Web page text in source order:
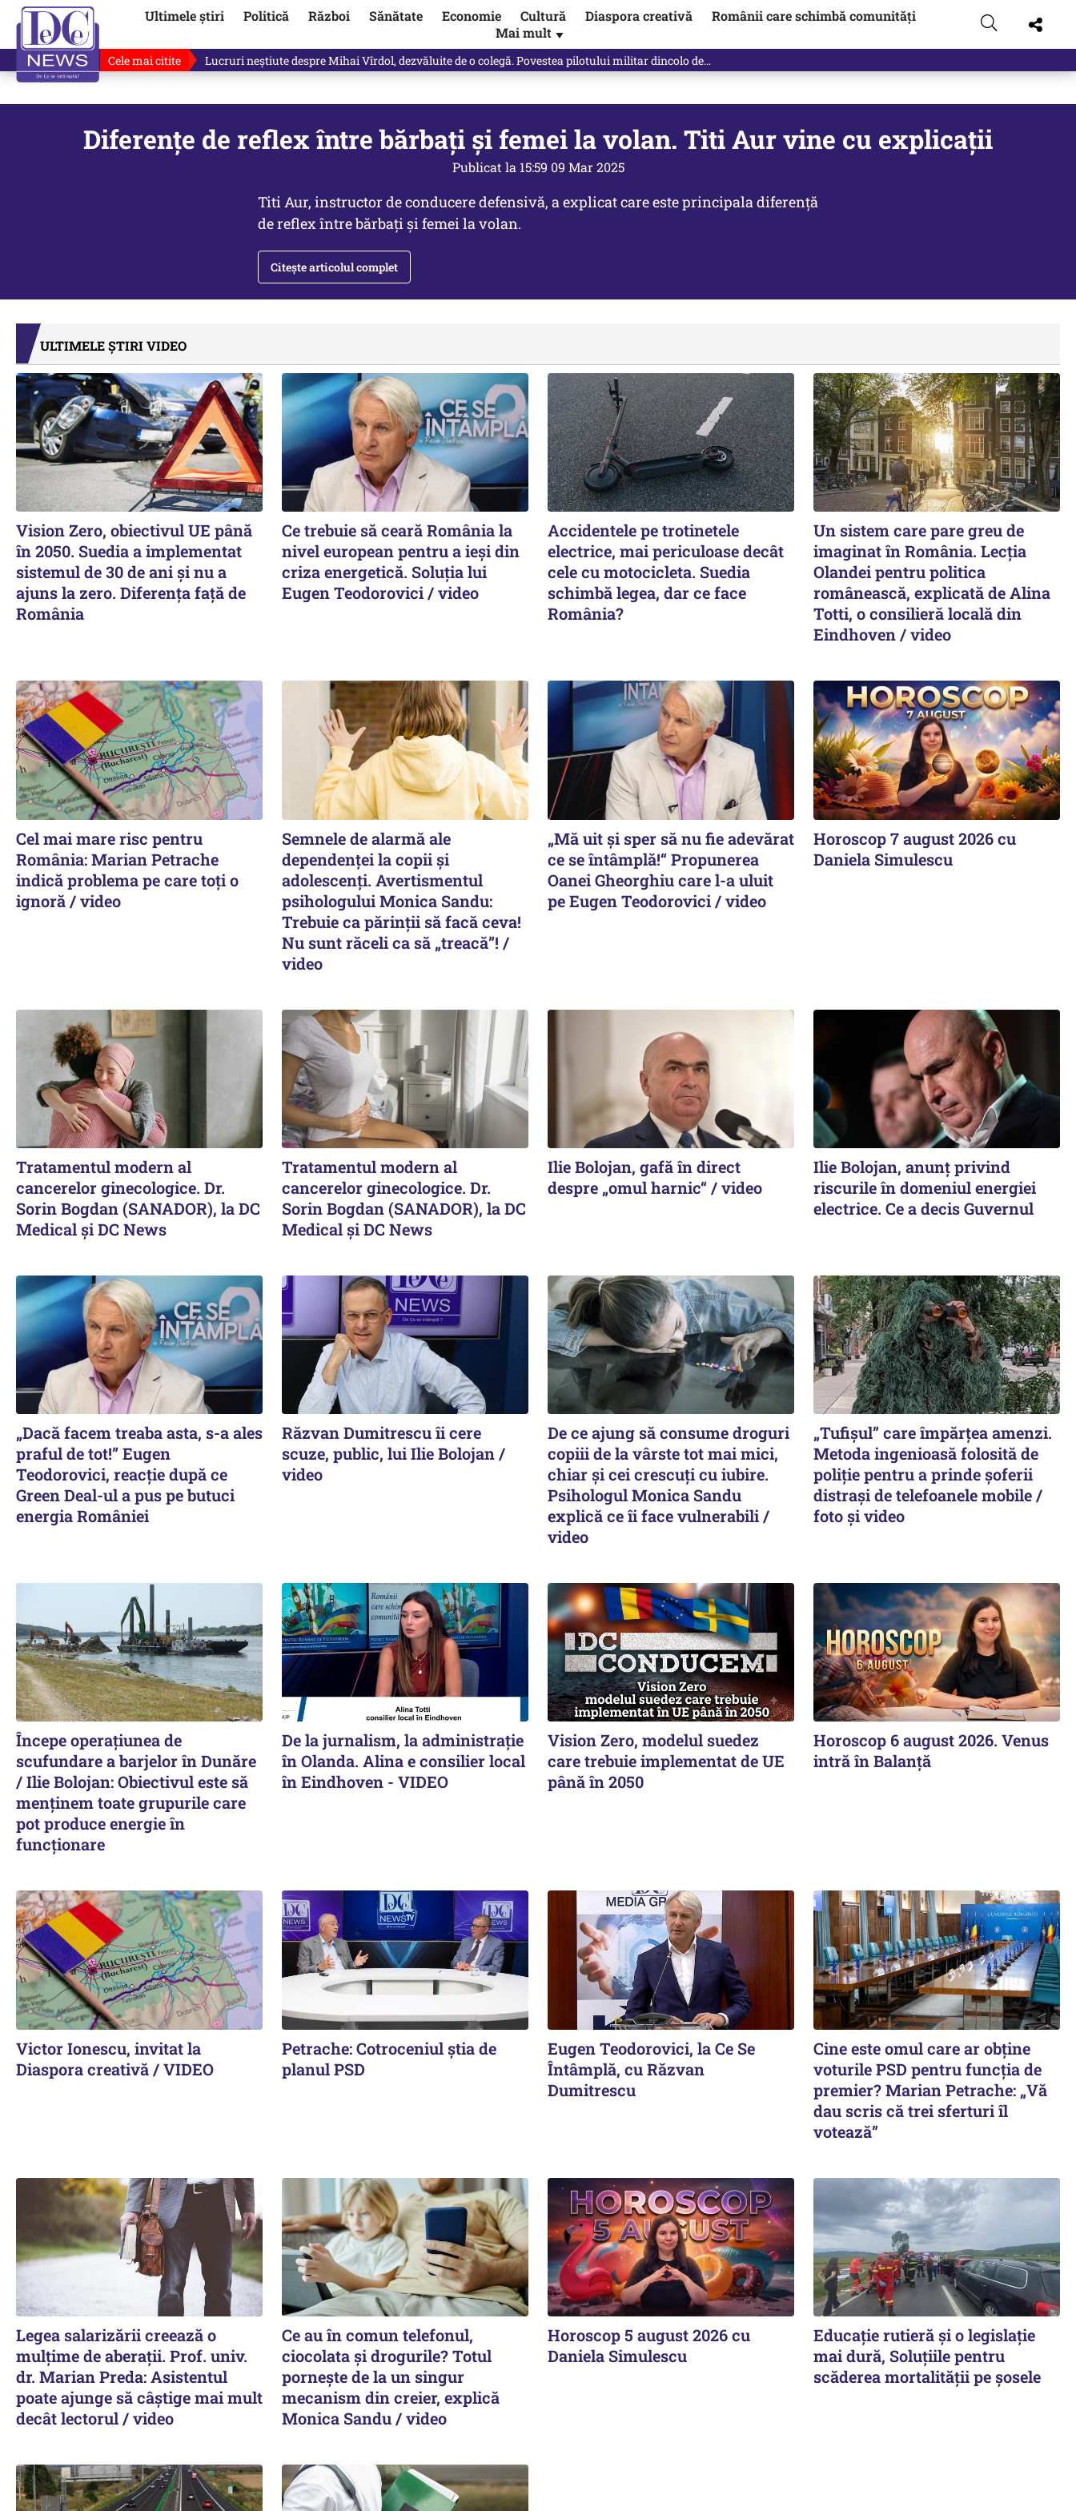
Ultimele știri Politică Război Sănătate Economie Cultură Diaspora creativă
Românii care schimbă comunități
Mai mult ▼
Cele mai citite „Mă uit și sper să nu fie adevărat ce se întâmplă!“ Propunerea Oanei Gheorghiu care l-a uluit pe Eugen…
Diferenţe de reflex între bărbaţi şi femei la volan. Titi Aur vine cu explicaţii
Publicat la 15:59 09 Mar 2025
Titi Aur, instructor de conducere defensivă, a explicat care este principala diferenţă
de reflex între bărbaţi şi femei la volan.
Citește articolul complet
ULTIMELE ȘTIRI VIDEO
Vision Zero, obiectivul UE până
în 2050. Suedia a implementat
sistemul de 30 de ani şi nu a
ajuns la zero. Diferenţa faţă de
România
Ce trebuie să ceară România la
nivel european pentru a ieși din
criza energetică. Soluția lui
Eugen Teodorovici / video
Accidentele pe trotinetele
electrice, mai periculoase decât
cele cu motocicleta. Suedia
schimbă legea, dar ce face
România?
Un sistem care pare greu de
imaginat în România. Lecția
Olandei pentru politica
românească, explicată de Alina
Totti, o consilieră locală din
Eindhoven / video
Cel mai mare risc pentru
România: Marian Petrache
indică problema pe care toți o
ignoră / video
Semnele de alarmă ale
dependenței la copii și
adolescenți. Avertismentul
psihologului Monica Sandu:
Trebuie ca părinții să facă ceva!
Nu sunt răceli ca să „treacă”! /
video
„Mă uit și sper să nu fie adevărat
ce se întâmplă!“ Propunerea
Oanei Gheorghiu care l-a uluit
pe Eugen Teodorovici / video
Horoscop 7 august 2026 cu
Daniela Simulescu
Tratamentul modern al
cancerelor ginecologice. Dr.
Sorin Bogdan (SANADOR), la DC
Medical și DC News
Tratamentul modern al
cancerelor ginecologice. Dr.
Sorin Bogdan (SANADOR), la DC
Medical și DC News
Ilie Bolojan, gafă în direct
despre „omul harnic“ / video
Ilie Bolojan, anunț privind
riscurile în domeniul energiei
electrice. Ce a decis Guvernul
„Dacă facem treaba asta, s-a ales
praful de tot!” Eugen
Teodorovici, reacție după ce
Green Deal-ul a pus pe butuci
energia României
Răzvan Dumitrescu îi cere
scuze, public, lui Ilie Bolojan /
video
De ce ajung să consume droguri
copiii de la vârste tot mai mici,
chiar și cei crescuți cu iubire.
Psihologul Monica Sandu
explică ce îi face vulnerabili /
video
„Tufișul” care împărțea amenzi.
Metoda ingenioasă folosită de
poliție pentru a prinde șoferii
distrași de telefoanele mobile /
foto și video
Începe operațiunea de
scufundare a barjelor în Dunăre
/ Ilie Bolojan: Obiectivul este să
menținem toate grupurile care
pot produce energie în
funcționare
De la jurnalism, la administrație
în Olanda. Alina e consilier local
în Eindhoven - VIDEO
Vision Zero, modelul suedez
care trebuie implementat de UE
până în 2050
Horoscop 6 august 2026. Venus
intră în Balanță
Victor Ionescu, invitat la
Diaspora creativă / VIDEO
Petrache: Cotroceniul știa de
planul PSD
Eugen Teodorovici, la Ce Se
Întâmplă, cu Răzvan
Dumitrescu
Cine este omul care ar obține
voturile PSD pentru funcția de
premier? Marian Petrache: „Vă
dau scris că trei sferturi îl
votează”
Legea salarizării creează o
mulțime de aberații. Prof. univ.
dr. Marian Preda: Asistentul
poate ajunge să câștige mai mult
decât lectorul / video
Ce au în comun telefonul,
ciocolata și drogurile? Totul
pornește de la un singur
mecanism din creier, explică
Monica Sandu / video
Horoscop 5 august 2026 cu
Daniela Simulescu
Educație rutieră și o legislație
mai dură, Soluțiile pentru
scăderea mortalității pe şosele